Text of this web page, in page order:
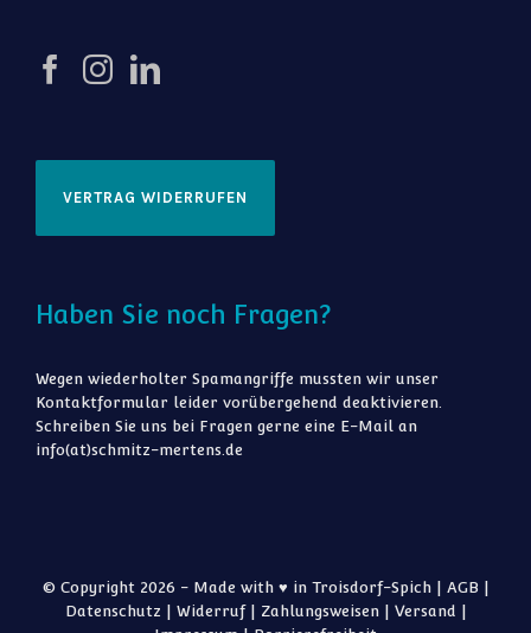
VERTRAG WIDERRUFEN
Haben Sie noch Fragen?
Wegen wiederholter Spamangriffe mussten wir unser
Kontaktformular leider vorübergehend deaktivieren.
Schreiben Sie uns bei Fragen gerne eine E-Mail an
info(at)schmitz-mertens.de
© Copyright 2026 - Made with ♥ in Troisdorf-Spich | AGB |
Datenschutz | Widerruf| Zahlungsweisen| Versand |